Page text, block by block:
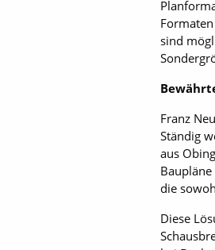
sind
Franz
Ständig
aus
die
Diese